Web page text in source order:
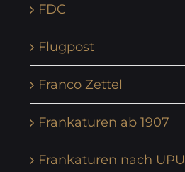
FDC
Flugpost
Franco Zettel
Frankaturen ab 1907
Frankaturen nach UPU